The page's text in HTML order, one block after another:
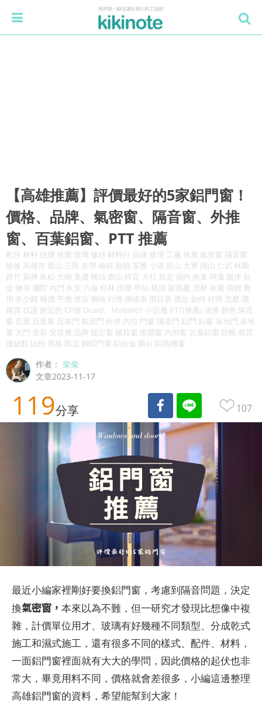
【高雄推薦】評價最好的5家鋁門窗！
價格、品牌、氣密窗、隔音窗、外推
窗、百葉鋁窗、PTT 推薦
配件 材料 估價 推薦 玻璃 修繕 材料行 品牌 修理 工廠 推薦 氣密窗 隔音窗
維修 高雄市 鳳山 三民 左營 楠梓 前鎮 苓雅 小港 鼓山 大寮 岡山 仁武 林園
路竹 新興 鳥松 大樹 美濃 橋頭 旗山 梓官 大社 茄萣 湖內 燕巢 阿蓮 旗津 前
金 鹽埕 彌陀 內門 永安 六龜 杉林 田寮 甲仙 桃源 那瑪夏 茂林 收費 價錢 費
用 多少錢 報價 平價 便宜 價格 行情 價格表 價目表 價位 如何 好嗎 怎麼 哪
裡買 找誰 附近的 CP值 Dcard、Mobile01 小惡魔 PTT(推薦) 油漆 顏色 隔音
窗 百葉 百葉窗 百業門 氣密門 外推 內拉 門窗 隔音門 鋁門 鋁窗 落地門 落地
窗 大門 安裝 安裝費 品牌 固定窗 橫拉窗 推開窗 內倒窗 百葉鋁窗 防颱 材質
優缺點 比較 規格 防盜 鋼鋁門窗 鋁合金 陽台 鋁格柵窗
作者： 柴柴
文章2023-11-17
119分享 107
最近小編家裡剛好要換鋁門窗，考慮到隔音問題，決定
換氣密窗， 本來以為不難，但一研究才發現比想像中複
雜，計價單位用才、玻璃有好幾種不同類型、分成乾式
施工和濕式施工，還有很多不同的樣式、配件、材料，
一面鋁門窗裡面就有大大的學問，因此價格的起伏也非
常大，畢竟用料不同，價格就會差很多，小編這邊整理
高雄鋁門窗的資料，希望能幫到大家！